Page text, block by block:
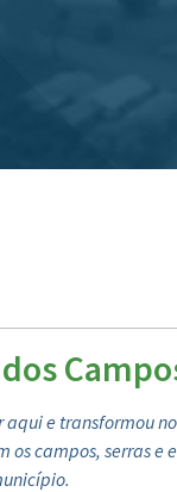
aqui e transformou
os campos, serras